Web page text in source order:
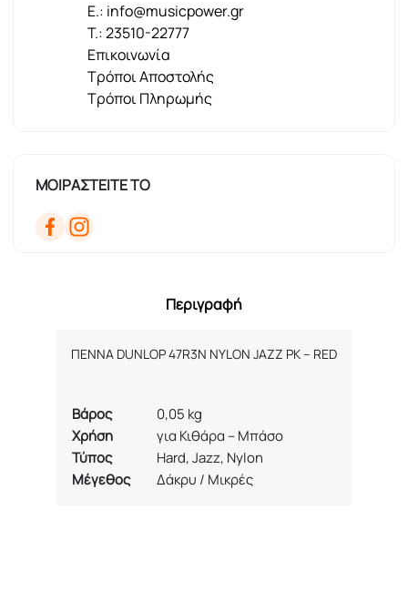
E.: info@musicpower.gr
T.: 23510-22777
Επικοινωνία
Τρόποι Αποστολής
Τρόποι Πληρωμής
ΜΟΙΡΑΣΤΕΙΤΕ ΤΟ
Περιγραφή
ΠΕΝΝΑ DUNLOP 47R3N NYLON JAZZ PK – RED
Βάρος
0,05 kg
Χρήση
για Κιθάρα – Μπάσο
Τύπος
Hard, Jazz, Nylon
Μέγεθος
Δάκρυ / Μικρές